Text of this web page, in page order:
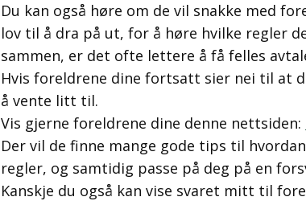
Du kan også høre om de vil snakke med
lov til å dra på ut, for å høre hvilke regler
sammen, er det ofte lettere å få felles
Hvis foreldrene dine fortsatt sier nei til at
å vente litt til.
Vis gjerne foreldrene dine denne nettsiden:
Der vil de finne mange gode tips til
regler, og samtidig passe på deg på en
Kanskje du også kan vise svaret mitt til